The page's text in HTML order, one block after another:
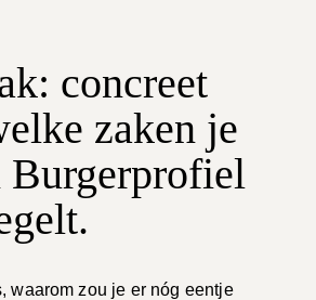
concreet
zaken je
waarom zou je er nóg eentje